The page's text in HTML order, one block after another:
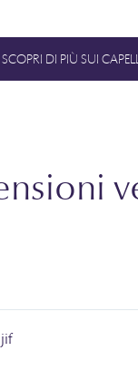
SCOPRI DI PIÙ SUI